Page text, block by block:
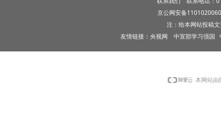
京公网安备
注：给本网站投稿
友情链接： 央视网 中宣部学习强国
本网站由